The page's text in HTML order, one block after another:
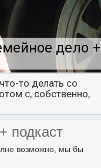
дело +
то делать со
с, собственно,
подкаст
возможно, мы бы